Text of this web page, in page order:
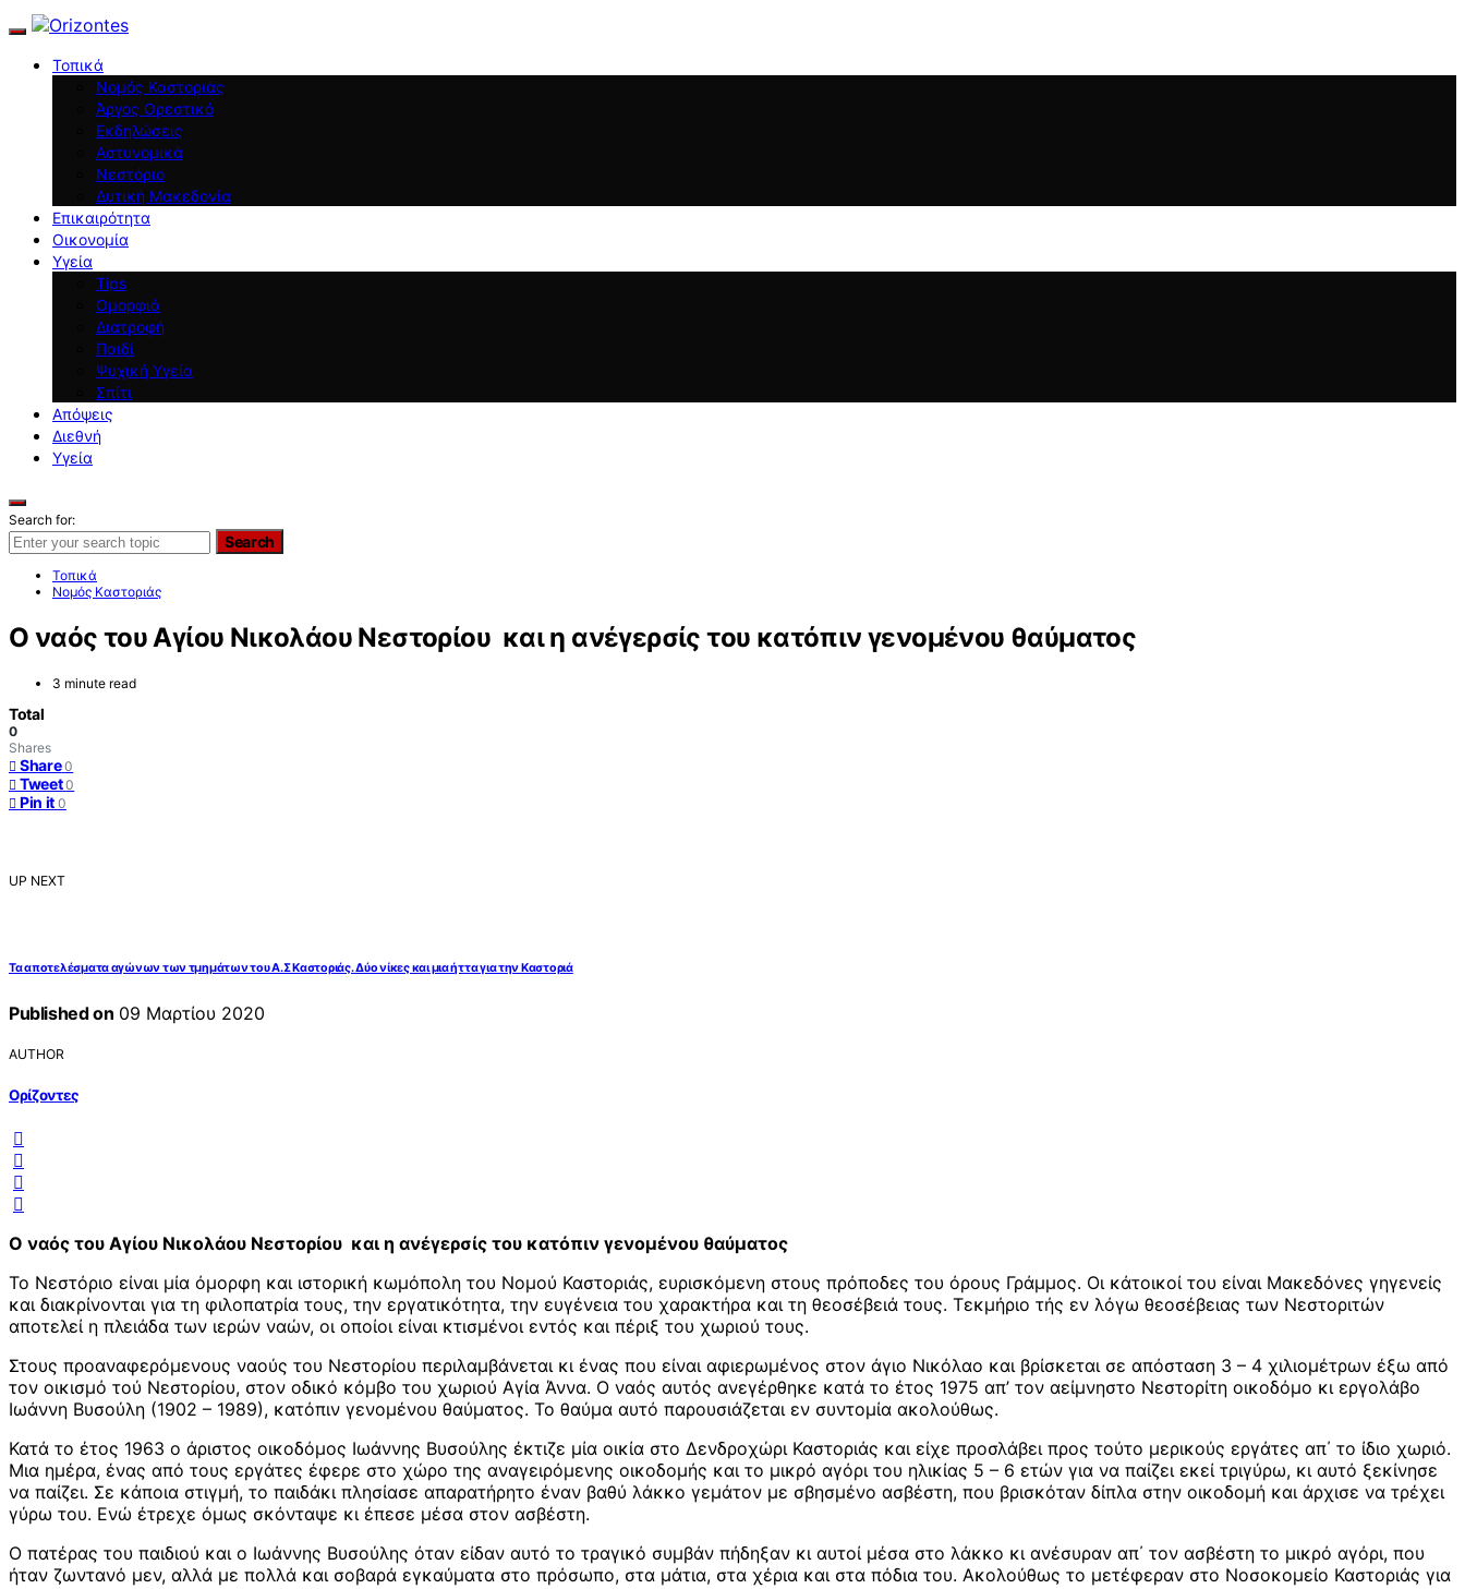
Τοπικά
Νομός Καστοριάς
Άργος Ορεστικό
Εκδηλώσεις
Αστυνομικά
Νεστόριο
Δυτική Μακεδονία
Επικαιρότητα
Οικονομία
Υγεία
Tips
Ομορφιά
Διατροφή
Παιδί
Ψυχική Υγεία
Σπίτι
Απόψεις
Διεθνή
Υγεία
Search for:
Search
Τοπικά
Νομός Καστοριάς
Ο ναός του Αγίου Νικολάου Νεστορίου και η ανέγερσίς του κατόπιν γενομένου θαύματος
3 minute read
Total
0
Shares
Share 0
Tweet 0
Pin it 0
UP NEXT
Τα αποτελέσματα αγώνων των τμημάτων του Α.Σ Καστοριάς. Δύο νίκες και μια ήττα για την Καστοριά
Published on 09 Μαρτίου 2020
AUTHOR
Ορίζοντες
Ο ναός του Αγίου Νικολάου Νεστορίου και η ανέγερσίς του κατόπιν γενομένου θαύματος
Το Νεστόριο είναι μία όμορφη και ιστορική κωμόπολη του Νομού Καστοριάς, ευρισκόμενη στους πρόποδες του όρους Γράμμος. Οι κάτοικοί του είναι Μακεδόνες γηγενείς
και διακρίνονται για τη φιλοπατρία τους, την εργατικότητα, την ευγένεια του χαρακτήρα και τη θεοσέβειά τους. Τεκμήριο τής εν λόγω θεοσέβειας των Νεστοριτών
αποτελεί η πλειάδα των ιερών ναών, οι οποίοι είναι κτισμένοι εντός και πέριξ του χωριού τους.
Στους προαναφερόμενους ναούς του Νεστορίου περιλαμβάνεται κι ένας που είναι αφιερωμένος στον άγιο Νικόλαο και βρίσκεται σε απόσταση 3 – 4 χιλιομέτρων έξω από
τον οικισμό τού Νεστορίου, στον οδικό κόμβο του χωριού Αγία Άννα. Ο ναός αυτός ανεγέρθηκε κατά το έτος 1975 απ’ τον αείμνηστο Νεστορίτη οικοδόμο κι εργολάβο
Ιωάννη Βυσούλη (1902 – 1989), κατόπιν γενομένου θαύματος. Το θαύμα αυτό παρουσιάζεται εν συντομία ακολούθως.
Κατά το έτος 1963 ο άριστος οικοδόμος Ιωάννης Βυσούλης έκτιζε μία οικία στο Δενδροχώρι Καστοριάς και είχε προσλάβει προς τούτο μερικούς εργάτες απ΄ το ίδιο χωριό.
Μια ημέρα, ένας από τους εργάτες έφερε στο χώρο της αναγειρόμενης οικοδομής και το μικρό αγόρι του ηλικίας 5 – 6 ετών για να παίζει εκεί τριγύρω, κι αυτό ξεκίνησε
να παίζει. Σε κάποια στιγμή, το παιδάκι πλησίασε απαρατήρητο έναν βαθύ λάκκο γεμάτον με σβησμένο ασβέστη, που βρισκόταν δίπλα στην οικοδομή και άρχισε να τρέχει
γύρω του. Ενώ έτρεχε όμως σκόνταψε κι έπεσε μέσα στον ασβέστη.
Ο πατέρας του παιδιού και ο Ιωάννης Βυσούλης όταν είδαν αυτό το τραγικό συμβάν πήδηξαν κι αυτοί μέσα στο λάκκο κι ανέσυραν απ΄ τον ασβέστη το μικρό αγόρι, που
ήταν ζωντανό μεν, αλλά με πολλά και σοβαρά εγκαύματα στο πρόσωπο, στα μάτια, στα χέρια και στα πόδια του. Ακολούθως το μετέφεραν στο Νοσοκομείο Καστοριάς για